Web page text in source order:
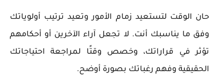
حان الوقت لتستعيد زمام الأمور وتعيد ترتيب أولوياتك
وفق ما يناسبك أنت. لا تجعل آراء الآخرين أو أحكامهم
تؤثر في قراراتك، وخصص وقتًا لمراجعة احتياجاتك
الحقيقية وفهم رغباتك بصورة أوضح.